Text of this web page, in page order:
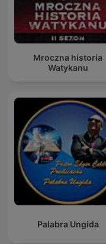
Mroczna historia
Watykanu
Palabra Ungida